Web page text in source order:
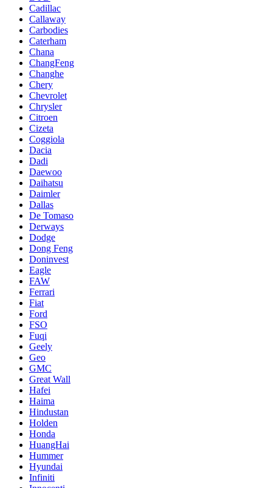
Cadillac
Callaway
Carbodies
Caterham
Chana
ChangFeng
Changhe
Chery
Chevrolet
Chrysler
Citroen
Cizeta
Coggiola
Dacia
Dadi
Daewoo
Daihatsu
Daimler
Dallas
De Tomaso
Derways
Dodge
Dong Feng
Doninvest
Eagle
FAW
Ferrari
Fiat
Ford
FSO
Fuqi
Geely
Geo
GMC
Great Wall
Hafei
Haima
Hindustan
Holden
Honda
HuangHai
Hummer
Hyundai
Infiniti